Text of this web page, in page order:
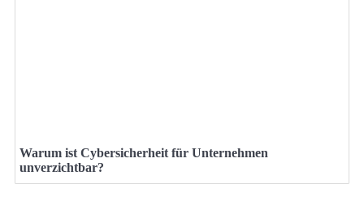
Warum ist Cybersicherheit für Unternehmen
unverzichtbar?